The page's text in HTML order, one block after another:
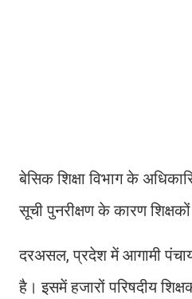
बेसिक शिक्षा विभाग के
सूची पुनरीक्षण के कारण
दरअसल, प्रदेश में आगामी
है। इसमें हजारों परिषदीय